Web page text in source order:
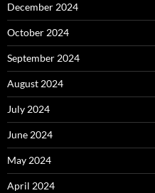
December 2024
October 2024
September 2024
August 2024
July 2024
June 2024
May 2024
April 2024